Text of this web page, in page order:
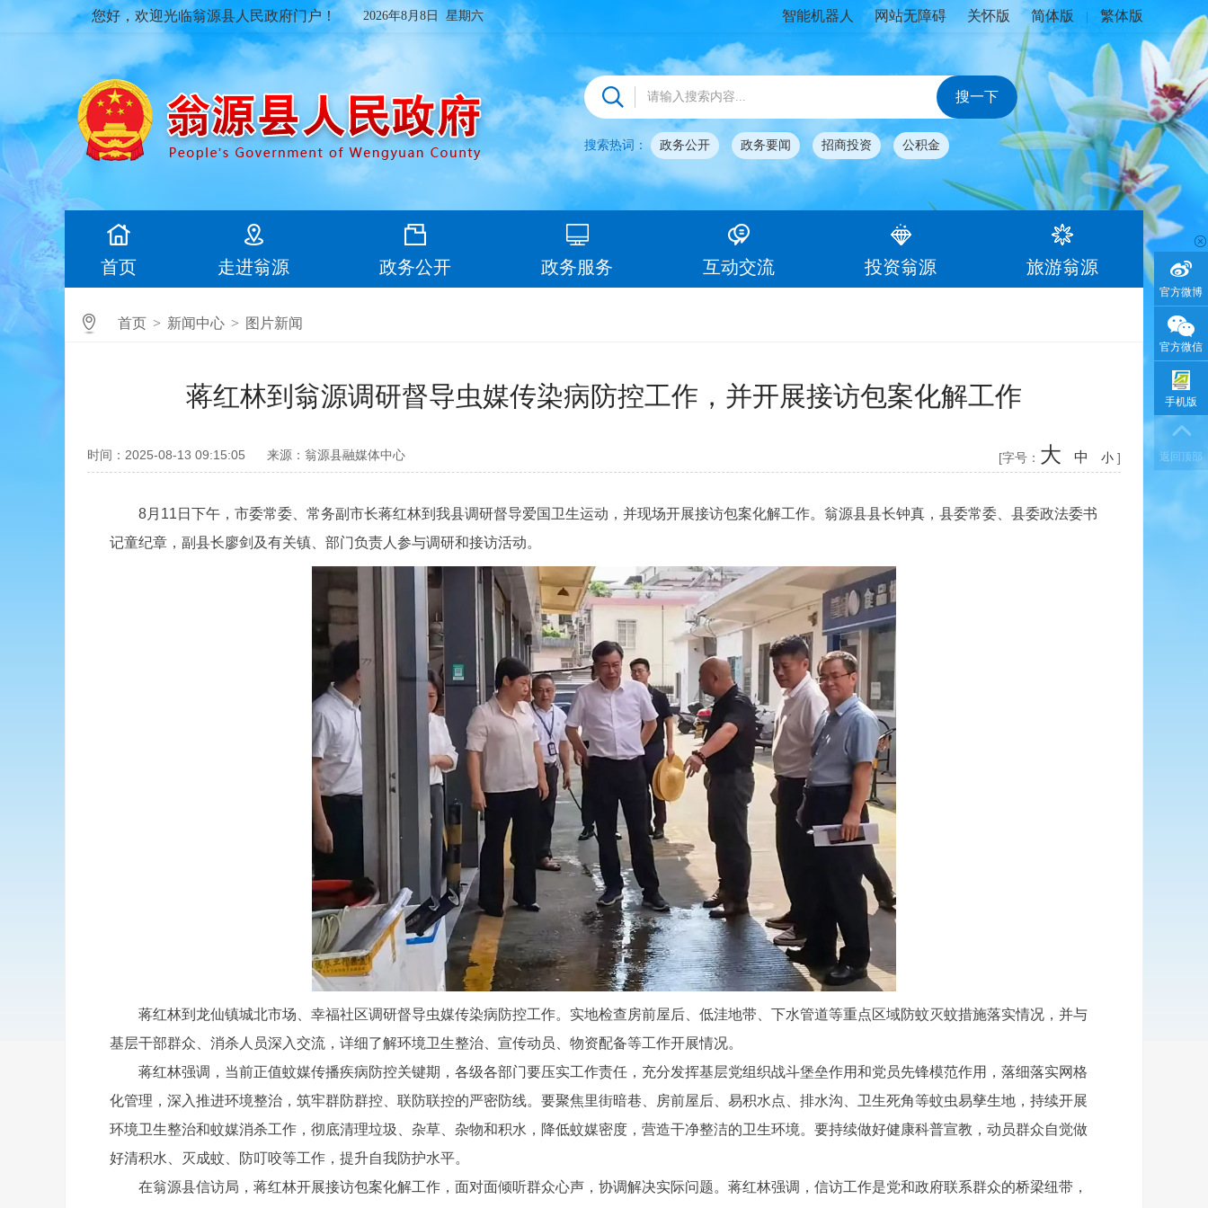
官方微博
官方微信
手机版
您好，欢迎光临翁源县人民政府门户！ 2026年8月8日 星期六 智能机器人 网站无障碍 关怀版 简体版 繁体版
搜索热词： 政务公开 政务要闻 招商投资 公积金
首页 走进翁源 政务公开 政务服务 互动交流 投资翁源 旅游翁源
首页 > 新闻中心 > 图片新闻
蒋红林到翁源调研督导虫媒传染病防控工作，并开展接访包案化解工作
时间：2025-08-13 09:15:05 来源：翁源县融媒体中心 [字号： 大 中 小 ]
8月11日下午，市委常委、常务副市长蒋红林到我县调研督导爱国卫生运动，并现场开展接访包案化解工作。翁源县县长钟真，县委常委、县委政法委书
记童纪章，副县长廖剑及有关镇、部门负责人参与调研和接访活动。
蒋红林到龙仙镇城北市场、幸福社区调研督导虫媒传染病防控工作。实地检查房前屋后、低洼地带、下水管道等重点区域防蚊灭蚊措施落实情况，并与
基层干部群众、消杀人员深入交流，详细了解环境卫生整治、宣传动员、物资配备等工作开展情况。
蒋红林强调，当前正值蚊媒传播疾病防控关键期，各级各部门要压实工作责任，充分发挥基层党组织战斗堡垒作用和党员先锋模范作用，落细落实网格
化管理，深入推进环境整治，筑牢群防群控、联防联控的严密防线。要聚焦里街暗巷、房前屋后、易积水点、排水沟、卫生死角等蚊虫易孳生地，持续开展
环境卫生整治和蚊媒消杀工作，彻底清理垃圾、杂草、杂物和积水，降低蚊媒密度，营造干净整洁的卫生环境。要持续做好健康科普宣教，动员群众自觉做
好清积水、灭成蚊、防叮咬等工作，提升自我防护水平。
在翁源县信访局，蒋红林开展接访包案化解工作，面对面倾听群众心声，协调解决实际问题。蒋红林强调，信访工作是党和政府联系群众的桥梁纽带，